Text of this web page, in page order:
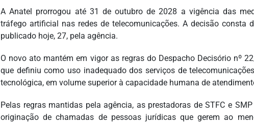
A Anatel prorrogou até 31 de outubro de 2028 a vigência das
tráfego artificial nas redes de telecomunicações. A decisão consta
publicado hoje, 27, pela agência.
O novo ato mantém em vigor as regras do Despacho Decisório nº
que definiu como uso inadequado dos serviços de
tecnológica, em volume superior à capacidade humana de
Pelas regras mantidas pela agência, as prestadoras de STFC e
originação de chamadas de pessoas jurídicas que gerem ao